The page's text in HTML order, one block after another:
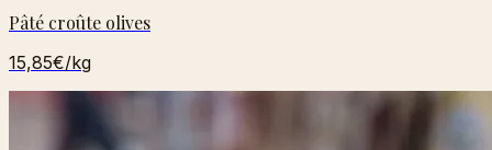
Pâté croûte olives
15,85€/kg